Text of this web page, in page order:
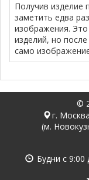
Получив изделие
заметить едва
изображения.
изделий, но
само
©
г.
(м.
Будни с 9:00